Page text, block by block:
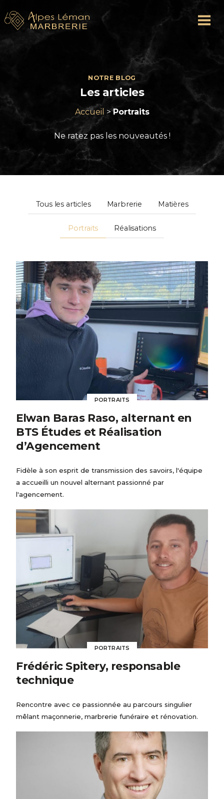
NOTRE BLOG
Les articles
Accueil >Portraits
Ne ratez pas les nouveautés !
Tous les articles Marbrerie Matières
Portraits Réalisations
PORTRAITS
Elwan Baras Raso, alternant en
BTS Études et Réalisation
d’Agencement
Fidèle à son esprit de transmission des savoirs, l'équipe
a accueilli un nouvel alternant passionné par
l'agencement.
PORTRAITS
Frédéric Spitery, responsable
technique
Rencontre avec ce passionnée au parcours singulier
mêlant maçonnerie, marbrerie funéraire et rénovation.